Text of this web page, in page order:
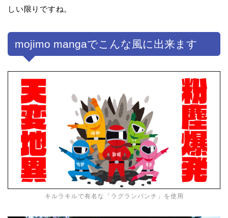
しい限りですね。
mojimo mangaでこんな風に出来ます
キルラキルで有名な「ラグランパンチ」を使用